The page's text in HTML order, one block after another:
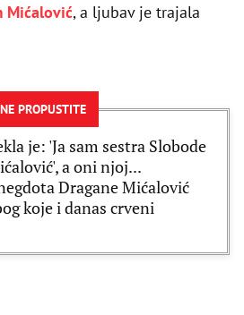
Mićalović, a ljubav je trajala
NE PROPUSTITE
je: 'Ja sam sestra Slobode
a oni njoj...
Dragane Mićalović
koje i danas crveni